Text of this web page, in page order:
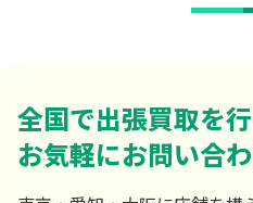
全国で出張買取を
お気軽にお問い合